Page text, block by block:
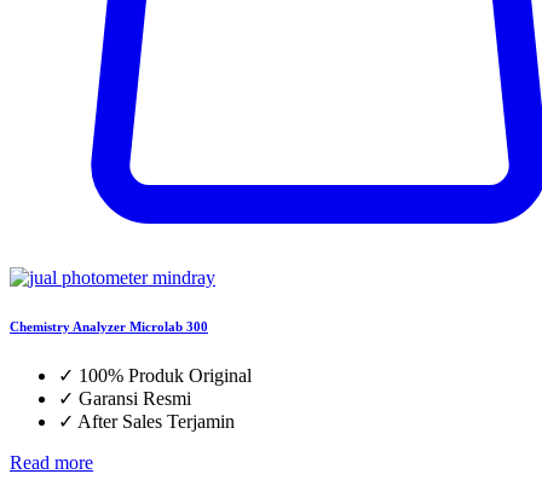
Chemistry Analyzer Microlab 300
✓ 100% Produk Original
✓ Garansi Resmi
✓ After Sales Terjamin
Read more